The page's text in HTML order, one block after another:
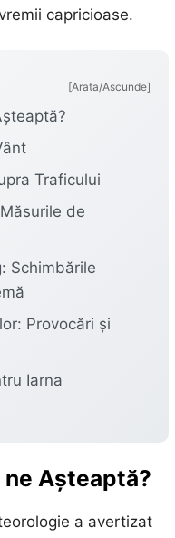
capricioase.
[Arata/Ascunde]
Traficului
de
Schimbările
Provocări și
Iarna
Așteaptă?
a avertizat